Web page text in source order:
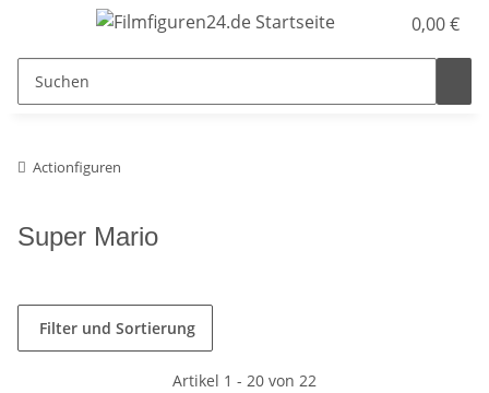
0,00 €
Actionfiguren
Super Mario
Filter und Sortierung
Artikel 1 - 20 von 22